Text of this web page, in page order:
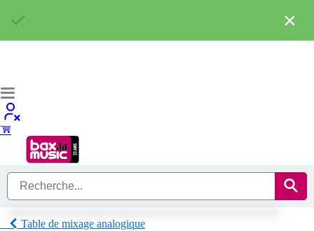
Table de mixage analogique
×